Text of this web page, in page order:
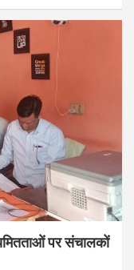
पर संचालकों